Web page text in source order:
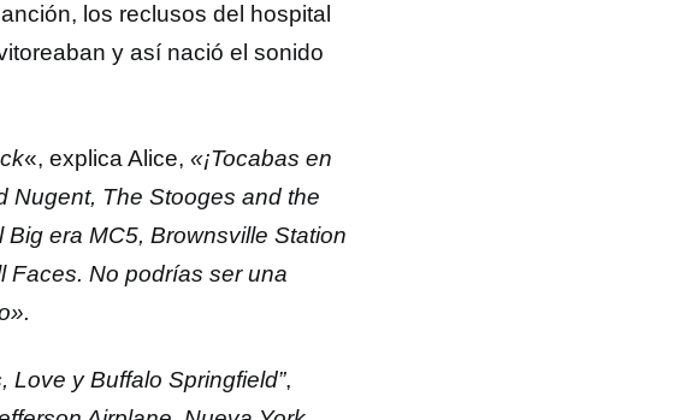
los reclusos del hospital
y así nació el sonido
«, explica Alice, «¡Tocabas en
Nugent, The Stooges and the
era MC5, Brownsville Station
Faces. No podrías ser una
Love y Buffalo Springfield”,